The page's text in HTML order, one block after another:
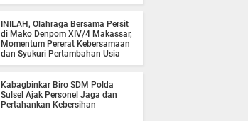
INILAH, Olahraga Bersama Persit
di Mako Denpom XIV/4 Makassar,
Momentum Pererat Kebersamaan
dan Syukuri Pertambahan Usia
Kabagbinkar Biro SDM Polda
Sulsel Ajak Personel Jaga dan
Pertahankan Kebersihan